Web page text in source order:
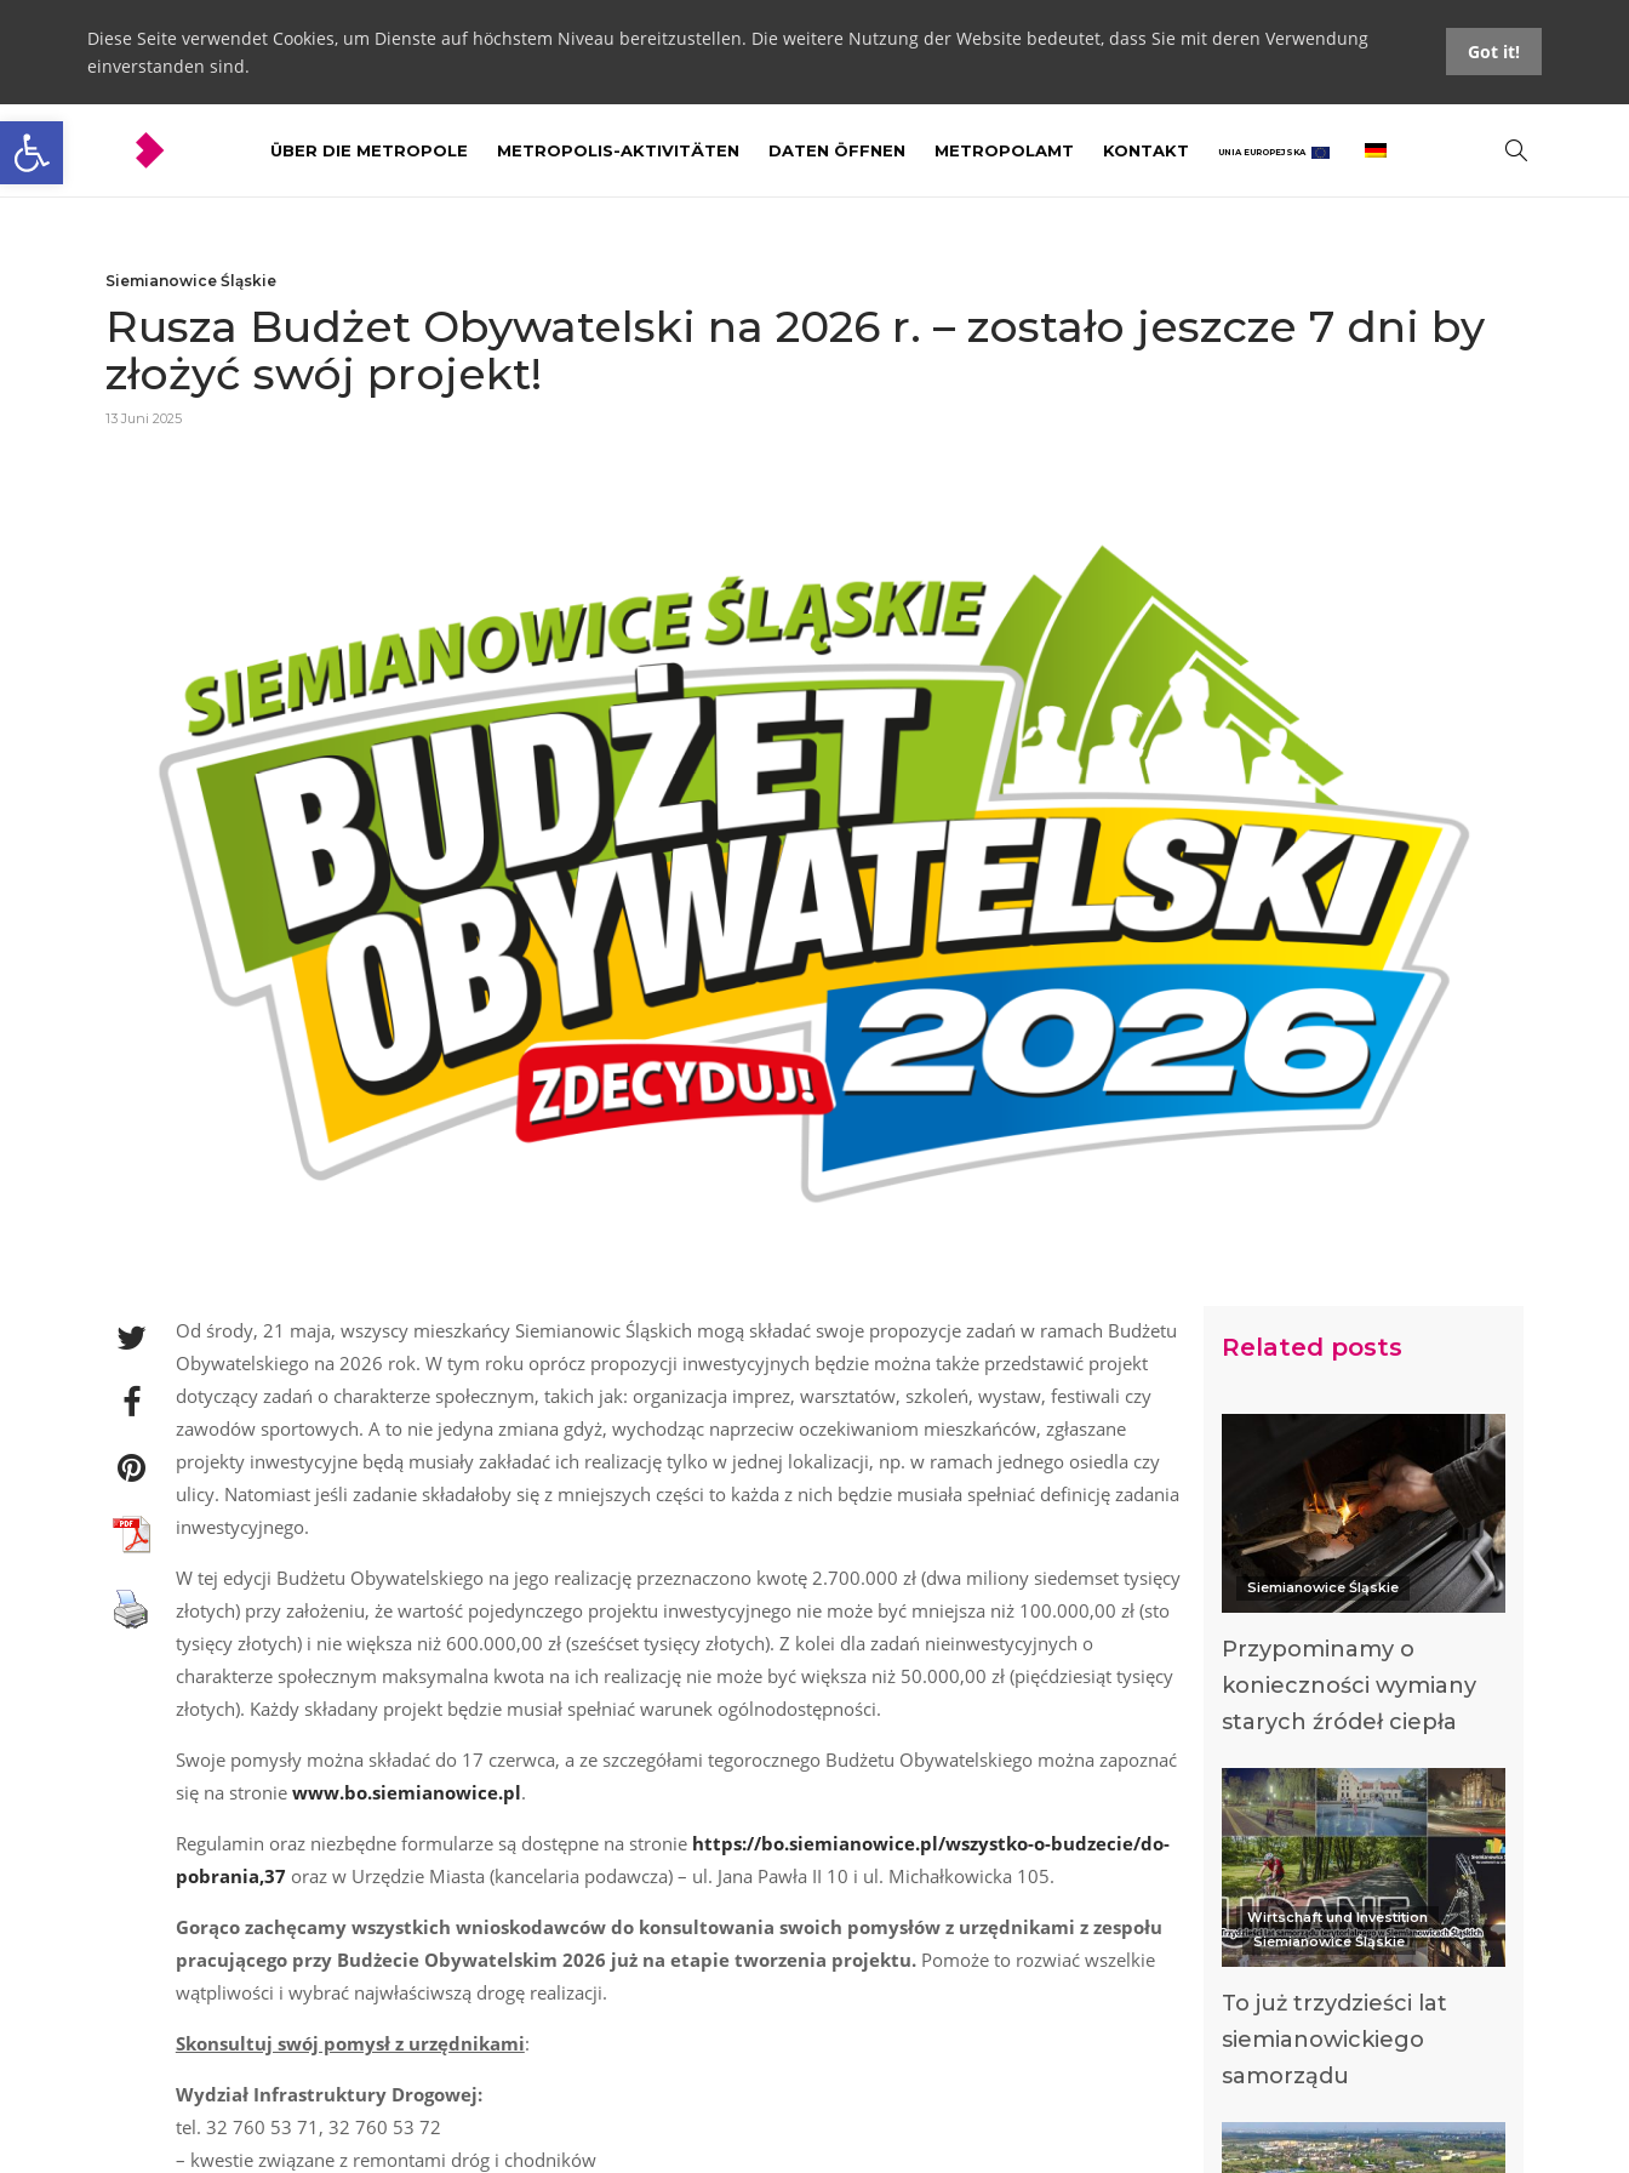
Open toolbar
Diese Seite verwendet Cookies, um Dienste auf höchstem Niveau bereitzustellen. Die weitere Nutzung der Website bedeutet, dass Sie mit deren Verwendung
einverstanden sind.
Got it!
ÜBER DIE METROPOLE METROPOLIS-AKTIVITÄTEN DATEN ÖFFNEN METROPOLAMT KONTAKT UNIA EUROPEJSKA
Siemianowice Śląskie
Rusza Budżet Obywatelski na 2026 r. – zostało jeszcze 7 dni by
złożyć swój projekt!
13 Juni 2025
Od środy, 21 maja, wszyscy mieszkańcy Siemianowic Śląskich mogą składać swoje propozycje zadań w ramach Budżetu
Obywatelskiego na 2026 rok. W tym roku oprócz propozycji inwestycyjnych będzie można także przedstawić projekt
dotyczący zadań o charakterze społecznym, takich jak: organizacja imprez, warsztatów, szkoleń, wystaw, festiwali czy
zawodów sportowych. A to nie jedyna zmiana gdyż, wychodząc naprzeciw oczekiwaniom mieszkańców, zgłaszane
projekty inwestycyjne będą musiały zakładać ich realizację tylko w jednej lokalizacji, np. w ramach jednego osiedla czy
ulicy. Natomiast jeśli zadanie składałoby się z mniejszych części to każda z nich będzie musiała spełniać definicję zadania
inwestycyjnego.
W tej edycji Budżetu Obywatelskiego na jego realizację przeznaczono kwotę 2.700.000 zł (dwa miliony siedemset tysięcy
złotych) przy założeniu, że wartość pojedynczego projektu inwestycyjnego nie może być mniejsza niż 100.000,00 zł (sto
tysięcy złotych) i nie większa niż 600.000,00 zł (sześćset tysięcy złotych). Z kolei dla zadań nieinwestycyjnych o
charakterze społecznym maksymalna kwota na ich realizację nie może być większa niż 50.000,00 zł (pięćdziesiąt tysięcy
złotych). Każdy składany projekt będzie musiał spełniać warunek ogólnodostępności.
Swoje pomysły można składać do 17 czerwca, a ze szczegółami tegorocznego Budżetu Obywatelskiego można zapoznać
się na stronie www.bo.siemianowice.pl.
Regulamin oraz niezbędne formularze są dostępne na stronie https://bo.siemianowice.pl/wszystko-o-budzecie/do-
pobrania,37 oraz w Urzędzie Miasta (kancelaria podawcza) – ul. Jana Pawła II 10 i ul. Michałkowicka 105.
Gorąco zachęcamy wszystkich wnioskodawców do konsultowania swoich pomysłów z urzędnikami z zespołu
pracującego przy Budżecie Obywatelskim 2026 już na etapie tworzenia projektu. Pomoże to rozwiać wszelkie
wątpliwości i wybrać najwłaściwszą drogę realizacji.
Skonsultuj swój pomysł z urzędnikami:
Wydział Infrastruktury Drogowej:
tel. 32 760 53 71, 32 760 53 72
– kwestie związane z remontami dróg i chodników
Related posts
Siemianowice Śląskie
Przypominamy o
konieczności wymiany
starych źródeł ciepła
Wirtschaft und Investition
Siemianowice Śląskie
To już trzydzieści lat
siemianowickiego
samorządu